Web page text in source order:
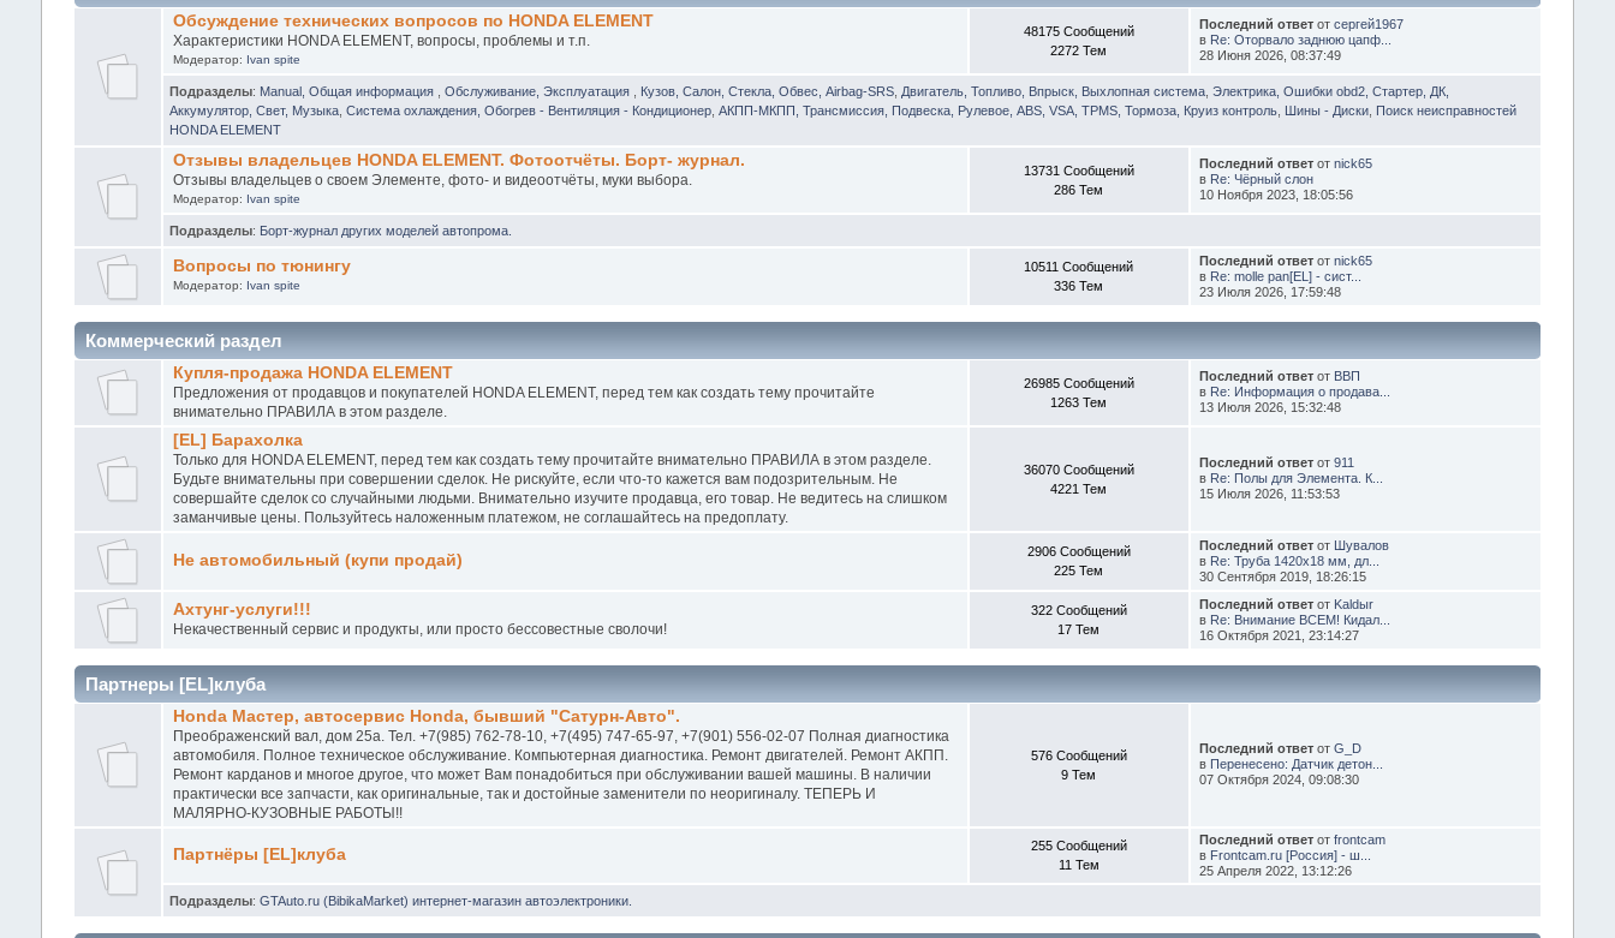
Обсуждение технических вопросов по HONDA ELEMENT
Характеристики HONDA ELEMENT, вопросы, проблемы и т.п.
Модератор: Ivan spite
48175 Сообщений
2272 Тем
Последний ответ отсергей1967
в Re: Оторвало заднюю цапф...
28 Июня 2026, 08:37:49
Подразделы: Manual, Общая информация Обслуживание, Эксплуатация Кузов, Салон, Стекла, Обвес, Airbag-SRS, Двигатель, Топливо, Впрыск, Выхлопная система, Электрика, Ошибки obd2, Стартер, ДК,
Аккумулятор, Свет, Музыка, Система охлаждения, Обогрев - Вентиляция - Кондиционер, АКПП-МКПП, Трансмиссия, Подвеска, Рулевое, ABS, VSA, TPMS, Тормоза, Круиз контроль, Шины - Диски, Поиск неисправностей
HONDA ELEMENT
Отзывы владельцев HONDA ELEMENT. Фотоотчёты. Борт- журнал.
Отзывы владельцев о своем Элементе, фото- и видеоотчёты, муки выбора.
Модератор: Ivan spite
13731 Сообщений
286 Тем
Последний ответ отnick65
в Re: Чёрный слон
10 Ноября 2023, 18:05:56
Подразделы: Борт-журнал других моделей автопрома.
Вопросы по тюнингу
Модератор: Ivan spite
10511 Сообщений
336 Тем
Последний ответ отnick65
в Re: molle pan[EL] - сист...
23 Июля 2026, 17:59:48
Коммерческий раздел
Купля-продажа HONDA ELEMENT
Предложения от продавцов и покупателей HONDA ELEMENT, перед тем как создать тему прочитайте
внимательно ПРАВИЛА в этом разделе.
26985 Сообщений
1263 Тем
Последний ответ от ВВП
в Re: Информация о продава...
13 Июля 2026, 15:32:48
[EL] Барахолка
Только для HONDA ELEMENT, перед тем как создать тему прочитайте внимательно ПРАВИЛА в этом разделе.
Будьте внимательны при совершении сделок. Не рискуйте, если что-то кажется вам подозрительным. Не
совершайте сделок со случайными людьми. Внимательно изучите продавца, его товар. Не ведитесь на слишком
заманчивые цены. Пользуйтесь наложенным платежом, не соглашайтесь на предоплату.
36070 Сообщений
4221 Тем
Последний ответ от911
в Re: Полы для Элемента. К...
15 Июля 2026, 11:53:53
Не автомобильный (купи продай)
2906 Сообщений
225 Тем
Последний ответ от Шувалов
в Re: Труба 1420х18 мм, дл...
30 Сентября 2019, 18:26:15
Ахтунг-услуги!!!
Некачественный сервис и продукты, или просто бессовестные сволочи!
322 Сообщений
17 Тем
Последний ответ от Kaldыr
в Re: Внимание ВСЕМ! Кидал...
16 Октября 2021, 23:14:27
Партнеры [EL]клуба
Honda Мастер, автосервис Honda, бывший "Сатурн-Авто".
Преображенский вал, дом 25а. Тел. +7(985) 762-78-10, +7(495) 747-65-97, +7(901) 556-02-07 Полная диагностика
автомобиля. Полное техническое обслуживание. Компьютерная диагностика. Ремонт двигателей. Ремонт АКПП.
Ремонт карданов и многое другое, что может Вам понадобиться при обслуживании вашей машины. В наличии
практически все запчасти, как оригинальные, так и достойные заменители по неоригиналу. ТЕПЕРЬ И
МАЛЯРНО-КУЗОВНЫЕ РАБОТЫ!!
576 Сообщений
9 Тем
Последний ответ отG_D
в Перенесено: Датчик детон...
07 Октября 2024, 09:08:30
Партнёры [EL]клуба
255 Сообщений
11 Тем
Последний ответ отfrontcam
в Frontcam.ru [Россия] - ш...
25 Апреля 2022, 13:12:26
Подразделы: GTAuto.ru (BibikaMarket) интернет-магазин автоэлектроники.